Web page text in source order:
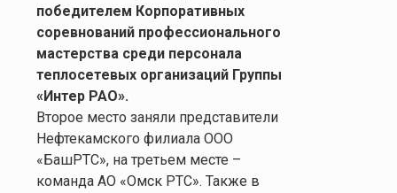
победителем Корпоративных
соревнований профессионального
мастерства среди персонала
теплосетевых организаций Группы
«Интер РАО».
Второе место заняли представители
Нефтекамского филиала ООО
«БашРТС», на третьем месте –
команда АО «Омск РТС». Также в